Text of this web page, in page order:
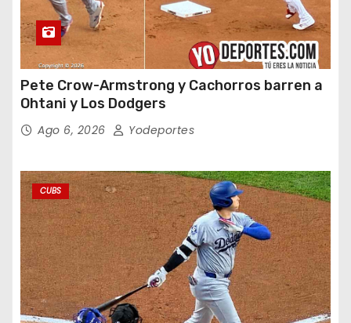
Pete Crow-Armstrong y Cachorros barren a
Ohtani y Los Dodgers
Ago 6, 2026 Yodeportes
CUBS